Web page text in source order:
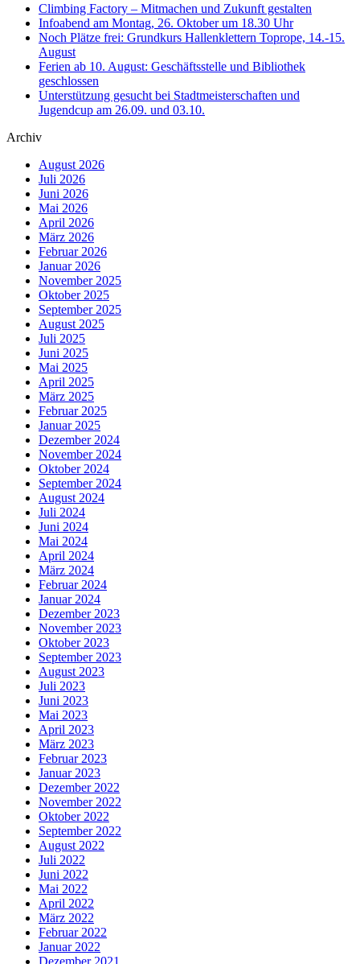
Climbing Factory – Mitmachen und Zukunft gestalten
Infoabend am Montag, 26. Oktober um 18.30 Uhr
Noch Plätze frei: Grundkurs Hallenklettern Toprope, 14.-15.
August
Ferien ab 10. August: Geschäftsstelle und Bibliothek
geschlossen
Unterstützung gesucht bei Stadtmeisterschaften und
Jugendcup am 26.09. und 03.10.
Archiv
August 2026
Juli 2026
Juni 2026
Mai 2026
April 2026
März 2026
Februar 2026
Januar 2026
November 2025
Oktober 2025
September 2025
August 2025
Juli 2025
Juni 2025
Mai 2025
April 2025
März 2025
Februar 2025
Januar 2025
Dezember 2024
November 2024
Oktober 2024
September 2024
August 2024
Juli 2024
Juni 2024
Mai 2024
April 2024
März 2024
Februar 2024
Januar 2024
Dezember 2023
November 2023
Oktober 2023
September 2023
August 2023
Juli 2023
Juni 2023
Mai 2023
April 2023
März 2023
Februar 2023
Januar 2023
Dezember 2022
November 2022
Oktober 2022
September 2022
August 2022
Juli 2022
Juni 2022
Mai 2022
April 2022
März 2022
Februar 2022
Januar 2022
Dezember 2021